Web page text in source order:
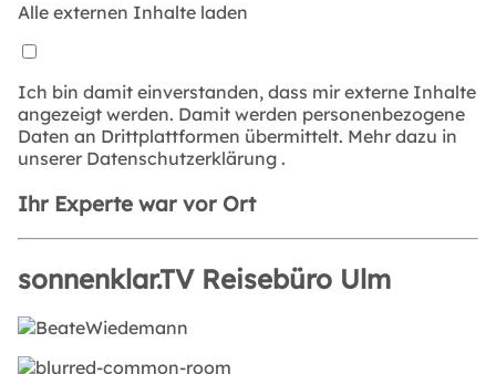
Alle externen Inhalte laden
Ich bin damit einverstanden, dass mir externe Inhalte
angezeigt werden. Damit werden personenbezogene
Daten an Drittplattformen übermittelt. Mehr dazu in
unserer Datenschutzerklärung .
Ihr Experte war vor Ort
sonnenklar.TV Reisebüro Ulm